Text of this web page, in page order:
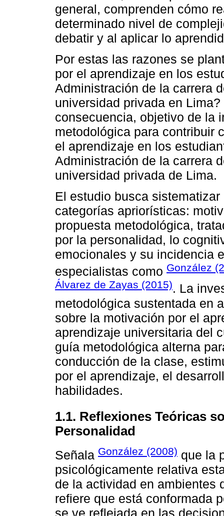
general, comprenden cómo
determinado nivel de
debatir y al aplicar lo
Por estas las razones se
por el aprendizaje en los
Administración de la carrera
universidad privada en
consecuencia, objetivo de la
metodológica para contribuir
el aprendizaje en los
Administración de la carrera
universidad privada de Lima.
El estudio busca
categorías apriorísticas:
propuesta metodológica,
por la personalidad, lo
emocionales y su incidencia
especialistas como González
Álvarez de Zayas (2015). La
metodológica sustentada en
sobre la motivación por el
aprendizaje universitaria del
guía metodológica alterna
conducción de la clase,
por el aprendizaje, el
habilidades.
1.1. Reflexiones Teóricas
Personalidad
Señala González (2008) que la
psicológicamente relativa
de la actividad en ambientes
refiere que está conformada
se ve reflejada en las